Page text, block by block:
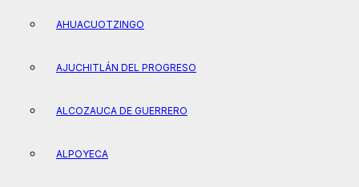
AHUACUOTZINGO
AJUCHITLÁN DEL PROGRESO
ALCOZAUCA DE GUERRERO
ALPOYECA